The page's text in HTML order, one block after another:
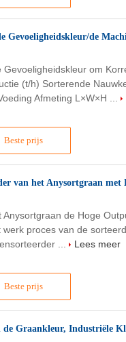
Gevoeligheidskleur/de
Beste prijs
om
(t/h) Sorterende
Afmeting L×W×H ...
van het Anysortgraan met
Beste prijs
de Hoge
proces van de
...
Lees meer
Graankleur, Industriële